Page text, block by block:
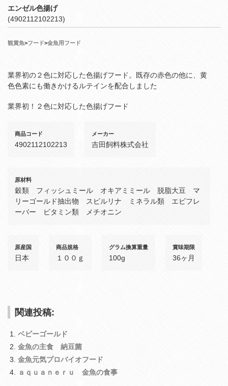
エンゼル色揚げ
(4902112102213)
観賞魚>フード>金魚用フード
業界初の２色に対応した色揚げフード。既存の赤色の他に、黄
色色素にも働きかけるルテインを配合しました
業界初！２色に対応した色揚げフード
商品コード
4902112102213
メーカー
吉田飼料株式会社
原材料
穀類 フィッシュミール オキアミミール 脱脂大豆 マ
リーゴールド抽出物 スピルリナ ミネラル類 エビフレ
ーバー ビタミン類 メチオニン
原産国
日本
商品規格
１００ｇ
グラム換算重量
100g
賞味期限
36ヶ月
関連投稿:
ベビーゴールド
金魚の主食 納豆菌
金魚元気プロバイオフード
ａｑｕａｎｅｒｕ 金魚の食事